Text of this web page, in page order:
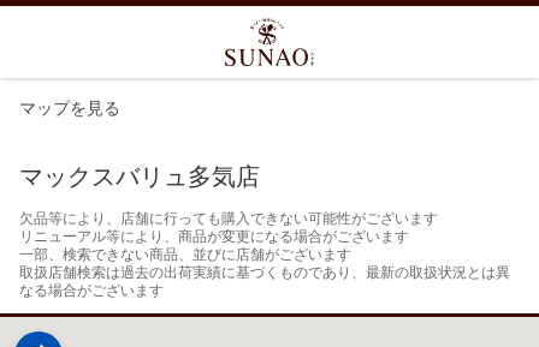
マップを見る
マックスバリュ多気店
欠品等により、店舗に行っても購入できない可能性がございます
リニューアル等により、商品が変更になる場合がございます
一部、検索できない商品、並びに店舗がございます
取扱店舗検索は過去の出荷実績に基づくものであり、最新の取扱状況とは異
なる場合がございます